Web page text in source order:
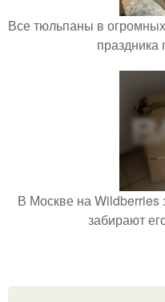
Все тюльпаны в
В Москве на Wildberries
забирают